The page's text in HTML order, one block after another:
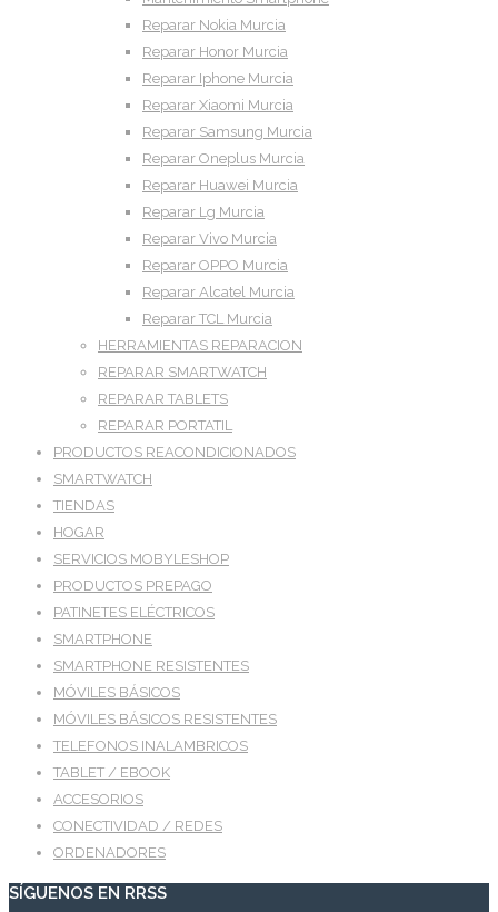
Reparar Nokia Murcia
Reparar Honor Murcia
Reparar Iphone Murcia
Reparar Xiaomi Murcia
Reparar Samsung Murcia
Reparar Oneplus Murcia
Reparar Huawei Murcia
Reparar Lg Murcia
Reparar Vivo Murcia
Reparar OPPO Murcia
Reparar Alcatel Murcia
Reparar TCL Murcia
HERRAMIENTAS REPARACION
REPARAR SMARTWATCH
REPARAR TABLETS
REPARAR PORTATIL
PRODUCTOS REACONDICIONADOS
SMARTWATCH
TIENDAS
HOGAR
SERVICIOS MOBYLESHOP
PRODUCTOS PREPAGO
PATINETES ELÉCTRICOS
SMARTPHONE
SMARTPHONE RESISTENTES
MÓVILES BÁSICOS
MÓVILES BÁSICOS RESISTENTES
TELEFONOS INALAMBRICOS
TABLET / EBOOK
ACCESORIOS
CONECTIVIDAD / REDES
ORDENADORES
SÍGUENOS EN RRSS